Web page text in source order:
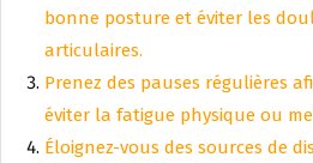
bonne posture et éviter les
articulaires.
Prenez des pauses régulières
éviter la fatigue physique ou
Éloignez-vous des sources de